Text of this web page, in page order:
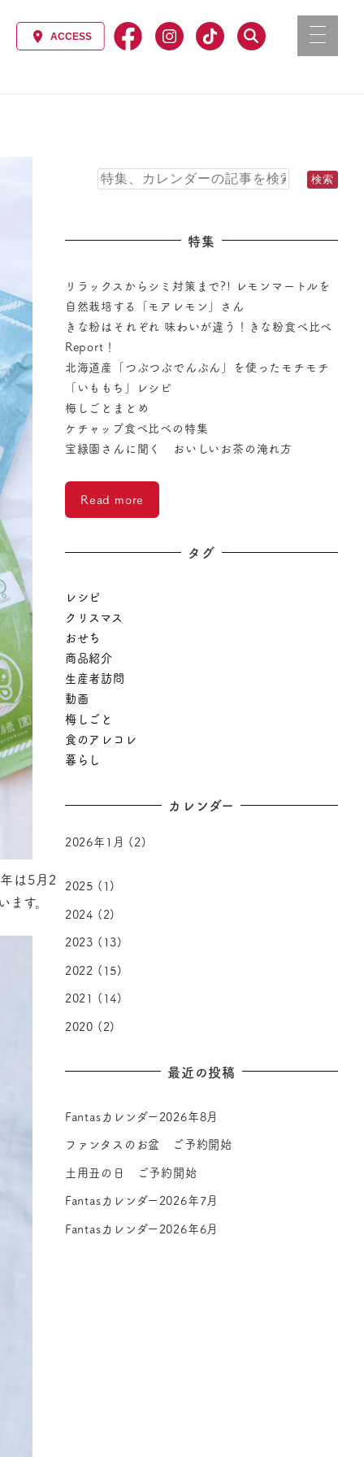
は5月2
す。
特集
リラックスからシミ対策まで?! レモンマートルを
自然栽培する「モアレモン」さん
きな粉はそれぞれ 味わいが違う！きな粉食べ比べ
Report！
北海道産「つぶつぶでんぷん」を使ったモチモチ
「いももち」レシピ
梅しごとまとめ
ケチャップ食べ比べの特集
宝緑園さんに聞く おいしいお茶の淹れ方
Read more
タグ
レシピ
クリスマス
おせち
商品紹介
生産者訪問
動画
梅しごと
食のアレコレ
暮らし
カレンダー
2026年1月 (2)
2025 (1)
2024 (2)
2023 (13)
2022 (15)
2021 (14)
2020 (2)
最近の投稿
Fantasカレンダー2026年8月
ファンタスのお盆 ご予約開始
土用丑の日 ご予約開始
Fantasカレンダー2026年7月
Fantasカレンダー2026年6月